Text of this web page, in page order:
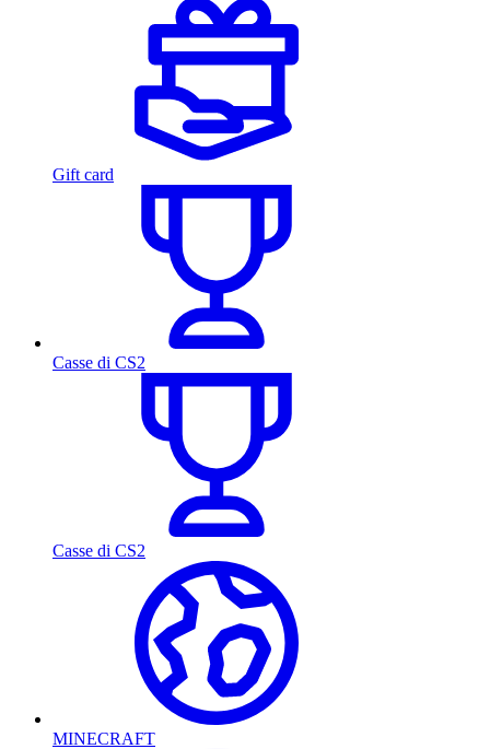
Gift card
Casse di CS2
Casse di CS2
MINECRAFT